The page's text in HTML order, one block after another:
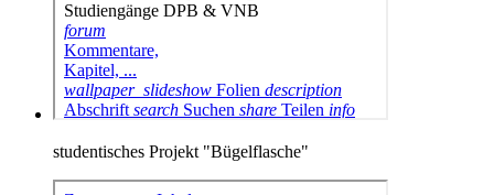
studentisches Projekt "Bügelflasche"